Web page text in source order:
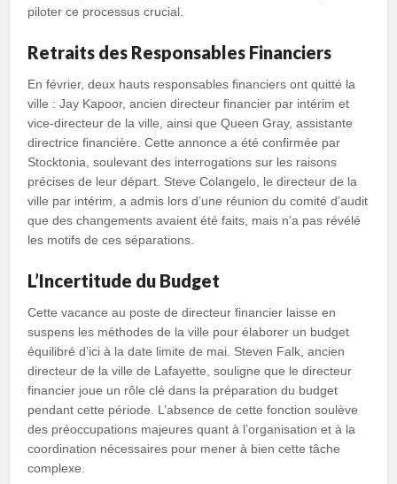
piloter ce processus crucial.
Retraits des Responsables Financiers
En février, deux hauts responsables financiers ont quitté la
ville : Jay Kapoor, ancien directeur financier par intérim et
vice-directeur de la ville, ainsi que Queen Gray, assistante
directrice financière. Cette annonce a été confirmée par
Stocktonia, soulevant des interrogations sur les raisons
précises de leur départ. Steve Colangelo, le directeur de la
ville par intérim, a admis lors d’une réunion du comité d’audit
que des changements avaient été faits, mais n’a pas révélé
les motifs de ces séparations.
L’Incertitude du Budget
Cette vacance au poste de directeur financier laisse en
suspens les méthodes de la ville pour élaborer un budget
équilibré d’ici à la date limite de mai. Steven Falk, ancien
directeur de la ville de Lafayette, souligne que le directeur
financier joue un rôle clé dans la préparation du budget
pendant cette période. L’absence de cette fonction soulève
des préoccupations majeures quant à l’organisation et à la
coordination nécessaires pour mener à bien cette tâche
complexe.